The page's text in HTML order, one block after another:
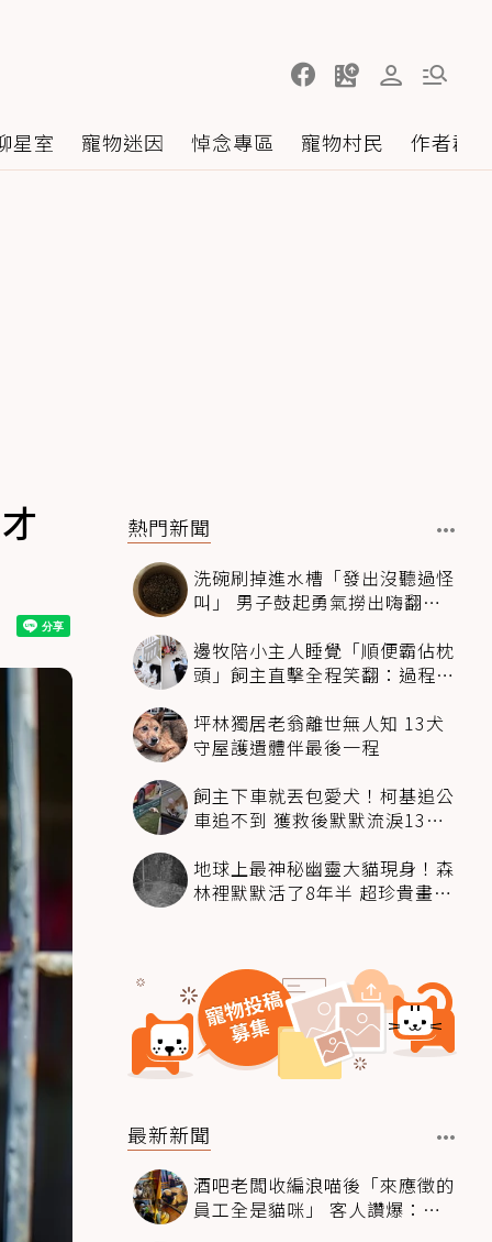
星室 寵物迷因 悼念專區 寵物村民 作者群
熱門新聞
洗碗刷掉進水槽「發出沒聽過怪
叫」 男子鼓起勇氣撈出嗨翻：
邊牧陪小主人睡覺「順便霸佔枕
頭」飼主直擊全程笑翻：過程絲
坪林獨居老翁離世無人知 13犬
守屋護遺體伴最後一程
飼主下車就丟包愛犬！柯基追公
車追不到 獲救後默默流淚13萬
地球上最神秘幽靈大貓現身！森
林裡默默活了8年半 超珍貴畫面
最新新聞
酒吧老闆收編浪喵後「來應徵的
員工全是貓咪」 客人讚爆：來